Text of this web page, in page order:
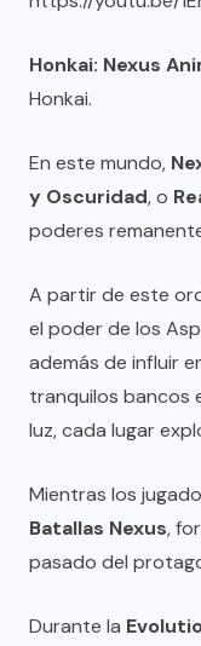
Honkai: Nexus
Honkai.
En este mundo,
y Oscuridad, o
poderes
A partir de este
el poder de los
además de influir
tranquilos bancos
luz, cada lugar
Mientras los
Batallas Nexus,
pasado del
Durante la